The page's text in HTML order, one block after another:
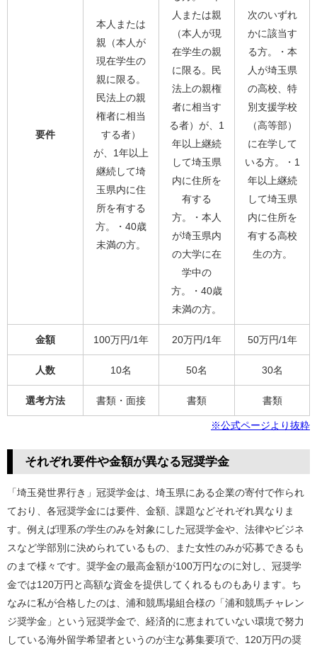
要件
本人または
親（本人が
現在学生の
親に限る。
民法上の親
権者に相当
する者）
が、1年以上
継続して埼
玉県内に住
所を有する
方。・40歳
未満の方。
人または親
（本人が現
在学生の親
に限る。民
法上の親権
者に相当す
る者）が、1
年以上継続
して埼玉県
内に住所を
有する
方。・本人
が埼玉県内
の大学に在
学中の
方。・40歳
未満の方。
次のいずれ
かに該当す
る方。・本
人が埼玉県
の高校、特
別支援学校
（高等部）
に在学して
いる方。・1
年以上継続
して埼玉県
内に住所を
有する高校
生の方。
金額 100万円/1年 20万円/1年 50万円/1年
人数 10名 50名 30名
選考方法 書類・面接 書類 書類
※公式ページより抜粋
それぞれ要件や金額が異なる冠奨学金
「埼玉発世界行き」冠奨学金は、埼玉県にある企業の寄付で作られ
ており、各冠奨学金には要件、金額、課題などそれぞれ異なりま
す。例えば理系の学生のみを対象にした冠奨学金や、法律やビジネ
スなど学部別に決められているもの、また女性のみが応募できるも
のまで様々です。奨学金の最高金額が100万円なのに対し、冠奨学
金では120万円と高額な資金を提供してくれるものもあります。ち
なみに私が合格したのは、浦和競馬場組合様の「浦和競馬チャレン
ジ奨学金」という冠奨学金で、経済的に恵まれていない環境で努力
している海外留学希望者というのが主な募集要項で、120万円の奨